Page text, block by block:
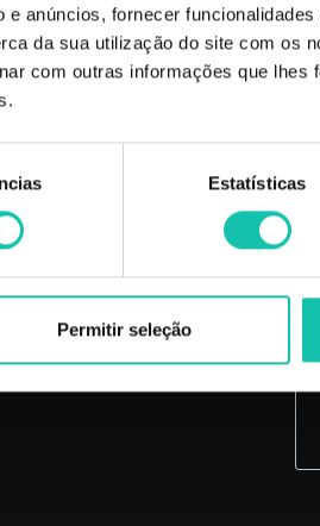
anúncios, fornecer
da sua utilização do site com os
com outras informações que lhes
Estatísticas
Permitir seleção
AO CLIENTE
frequentes
de Envio
de privacidade